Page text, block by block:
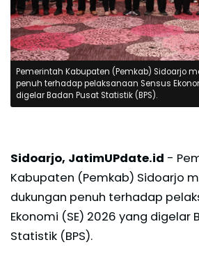
Pemerintah Kabupaten (Pemkab) Sidoarjo
penuh terhadap pelaksanaan Sensus
digelar Badan Pusat Statistik (BPS).
Sidoarjo, JatimUPdate.id -
Kabupaten (Pemkab) Sidoarjo
dukungan penuh terhadap
Ekonomi (SE) 2026 yang digelar
Statistik (BPS).